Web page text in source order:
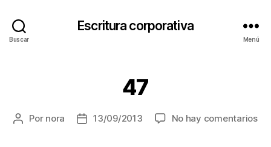
Buscar
Escritura corporativa
Menú
47
Autor
Por nora
Fecha13/09/2013 No hay comentariosen